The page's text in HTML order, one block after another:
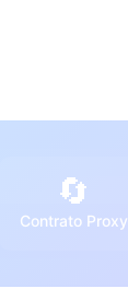
🔄
Contrato Proxy